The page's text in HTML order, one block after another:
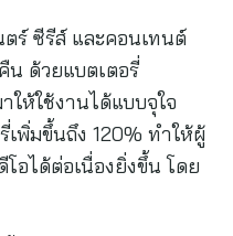
ร์ ซีรีส์ และคอนเทนต์
น ด้วยแบตเตอรี่
ห้ใช้งานได้แบบจุใจ
พิ่มขึ้นถึง 120% ทำให้ผู้
อได้ต่อเนื่องยิ่งขึ้น โดย